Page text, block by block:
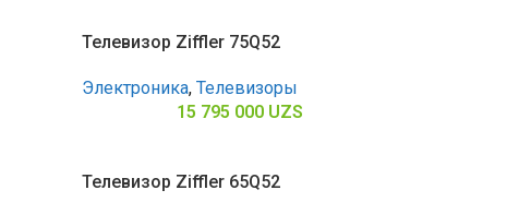
Телевизор Ziffler 75Q52
Электроника, Телевизоры
15 795 000 UZS
Телевизор Ziffler 65Q52